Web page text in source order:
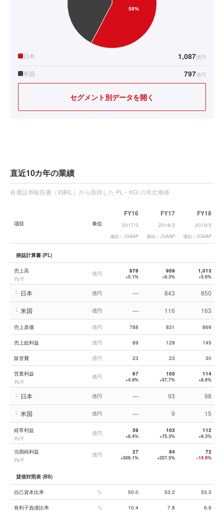
日本 1,087億円
米国 797億円
セグメント別データを開く
直近10カ年の業績
有価証券報告書（XBRL）から取得した PL・KGI の年次推移
項目 単位
FY16
2017/3
連結 / JGAAP
FY17
2018/3
連結 / JGAAP
FY18
2019/3
連結 / JGAAP
損益計算書 (PL)
売上高
YoY
億円 878
+5.1%
959
+9.3%
1,013
+5.6%
└ 日本 億円 — 843 850
└ 米国 億円 — 116 163
売上原価 億円 788 831 869
売上総利益 億円 89 128 145
販管費 億円 23 23 30
営業利益
YoY
億円 67
+4.9%
105
+57.7%
114
+8.6%
└ 日本 億円 — 93 98
└ 米国 億円 — 9 15
経常利益
YoY
億円 59
+8.4%
103
+75.3%
112
+9.3%
当期純利益
YoY
億円 27
+509.1%
84
+207.5%
72
−14.9%
貸借対照表 (BS)
自己資本比率 % 50.0 53.2 53.3
有利子負債比率 % 10.4 7.8 6.9